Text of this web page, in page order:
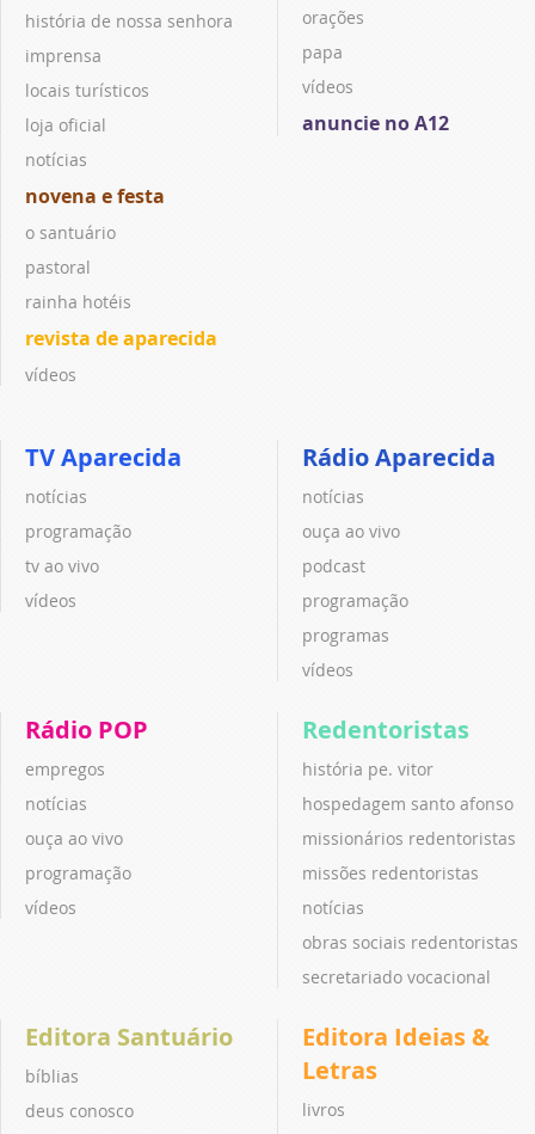
história de nossa senhora
imprensa
locais turísticos
loja oficial
notícias
novena e festa
o santuário
pastoral
rainha hotéis
revista de aparecida
vídeos
orações
papa
vídeos
anuncie no A12
TV Aparecida
notícias
programação
tv ao vivo
vídeos
Rádio Aparecida
notícias
ouça ao vivo
podcast
programação
programas
vídeos
Rádio POP
empregos
notícias
ouça ao vivo
programação
vídeos
Redentoristas
história pe. vitor
hospedagem santo afonso
missionários redentoristas
missões redentoristas
notícias
obras sociais redentoristas
secretariado vocacional
Editora Santuário
bíblias
deus conosco
Editora Ideias &
Letras
livros